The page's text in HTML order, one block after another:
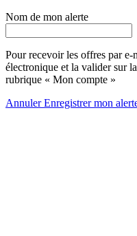
Nom de mon alerte
Pour recevoir les offres par e-
électronique et la valider sur
rubrique « Mon compte »
AnnulerEnregistrer mon